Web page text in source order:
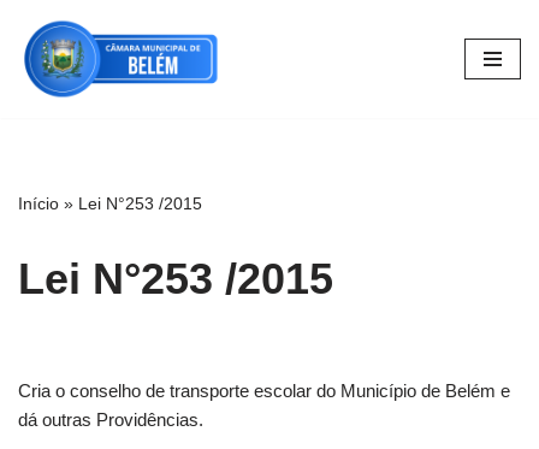
Pular
para
Início » Lei N°253 /2015
Lei N°253 /2015
Cria o conselho de transporte escolar do Município de Belém e
dá outras Providências.